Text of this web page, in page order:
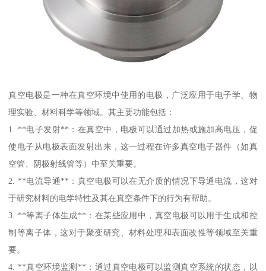
真空电极是一种在真空环境中使用的电极，广泛应用于电子学、物
理实验、材料科学等领域。其主要功能包括：
1. **电子发射**：在真空中，电极可以通过加热或施加高电压，促
使电子从电极表面发射出来，这一过程在许多真空电子器件（如真
空管、阴极射线管等）中至关重要。
2. **电流导通**：真空电极可以在无介质的情况下导通电流，这对
于研究材料的电学特性及其在真空条件下的行为有帮助。
3. **等离子体生成**：在某些应用中，真空电极可以用于生成和控
制等离子体，这对于聚变研究、材料处理和表面改性等领域至关重
要。
4. **真空环境监测**：通过真空电极可以监测真空系统的状态，以